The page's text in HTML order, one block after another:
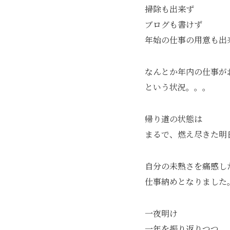
掃除も出来ず
ブログも書けず
年始の仕事の用意も出
なんとか年内の仕事が
という状況。。。
帰り道の状態は
まるで、燃え尽きた明
自分の未熟さを痛感し
仕事納めとなりました。
一夜明け